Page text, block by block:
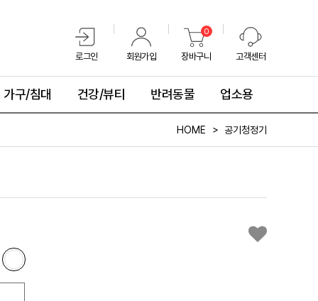
로그인 회원가입
0
장바구니 고객센터
가구/침대 건강/뷰티 반려동물 업소용
HOME 공기청정기